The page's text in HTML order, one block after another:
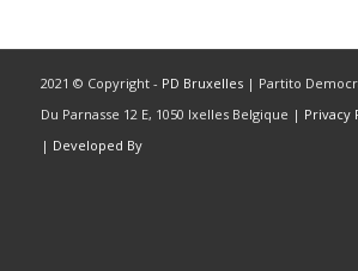
2021 © Copyright - PD Bruxelles| Partito
Du Parnasse 12 E, 1050 Ixelles Belgique | Privacy
| Developed By